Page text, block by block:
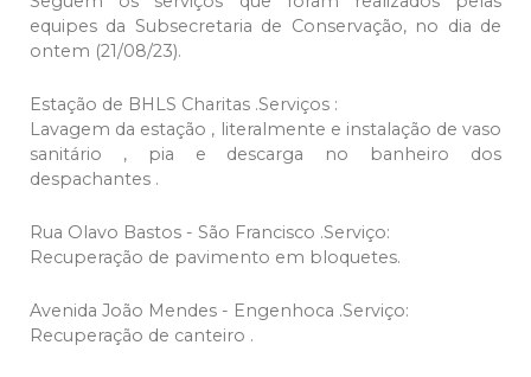
equipes da Subsecretaria de Conservação, no dia de
ontem (21/08/23).
Estação de BHLS Charitas .Serviços :
Lavagem da estação , literalmente e instalação de vaso
sanitário , pia e descarga no banheiro dos
despachantes .
Rua Olavo Bastos - São Francisco .Serviço:
Recuperação de pavimento em bloquetes.
Avenida João Mendes - Engenhoca .Serviço:
Recuperação de canteiro .